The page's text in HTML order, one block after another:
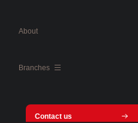
About
Branches
Contact us